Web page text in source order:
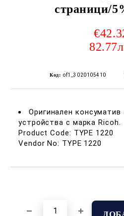
страници/
Код: of1_3020105410
Оригинален консуматив
устройства с марка Ricoh.
Product Code: TYPE 1220
Vendor No: TYPE 1220